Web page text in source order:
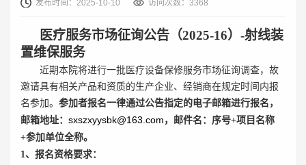
发布时间：2025-10-10 访问次数：3368
医疗服务市场征询公告（2025-16）-射线装
置维保服务
近期本院将进行一批医疗设备保修服务市场征询调查，故
邀请具有相关产品和资质的生产企业、经销商在规定时间内报
名参加。 参加者报名一律通过公告指定的电子邮箱进行报名，
邮箱地址： sxszxyysbk@163.com ，邮件名：序号+项目名称
+参加单位全称。
1、报名资格要求：